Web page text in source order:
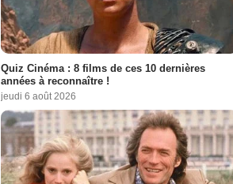
Quiz Cinéma : 8 films de ces 10 dernières
années à reconnaître !
jeudi 6 août 2026